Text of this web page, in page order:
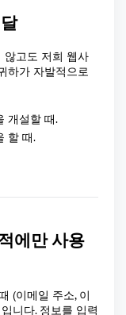
않고도 저희 웹사
하가 자발적으로
개설할 때.
할 때.
에만 사용
(이메일 주소, 이
니다. 정보를 입력